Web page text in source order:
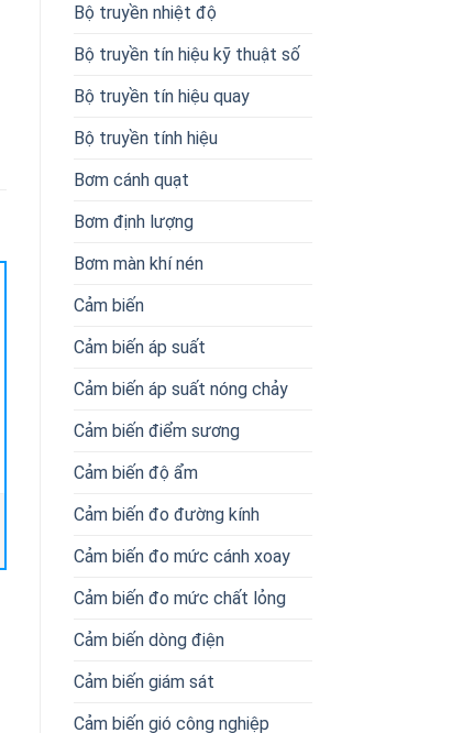
Bộ truyền nhiệt độ
Bộ truyền tín hiệu kỹ thuật số
Bộ truyền tín hiệu quay
Bộ truyền tính hiệu
Bơm cánh quạt
Bơm định lượng
Bơm màn khí nén
Cảm biến
Cảm biến áp suất
Cảm biến áp suất nóng chảy
Cảm biến điểm sương
Cảm biến độ ẩm
Cảm biến đo đường kính
Cảm biến đo mức cánh xoay
Cảm biến đo mức chất lỏng
Cảm biến dòng điện
Cảm biến giám sát
Cảm biến gió công nghiệp
Veljan Hydrair Vietnam